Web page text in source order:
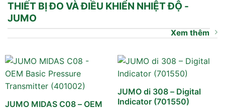
THIẾT BỊ ĐO VÀ ĐIỀU KHIỂN NHIỆT ĐỘ -
JUMO
Xem thêm
JUMO MIDAS C08 – OEM
JUMO di 308 – Digital
Indicator (701550)